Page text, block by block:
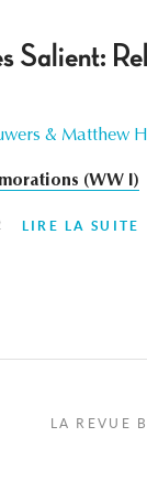
Salient:
& Matthew
(WW I)
LIRE LA SUITE
LA REVUE